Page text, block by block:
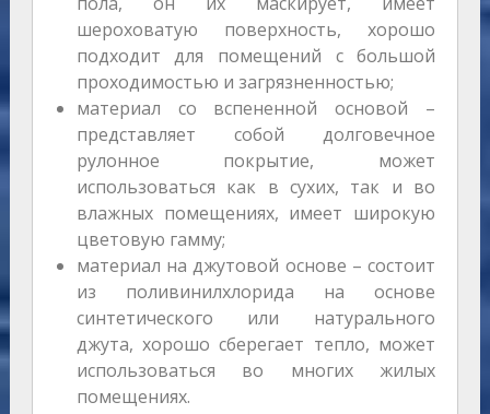
шероховатую поверхность, хорошо
подходит для помещений с большой
проходимостью и загрязненностью;
материал со вспененной основой –
представляет собой долговечное
рулонное покрытие, может
использоваться как в сухих, так и во
влажных помещениях, имеет широкую
цветовую гамму;
материал на джутовой основе – состоит
из поливинилхлорида на основе
синтетического или натурального
джута, хорошо сберегает тепло, может
использоваться во многих жилых
помещениях.